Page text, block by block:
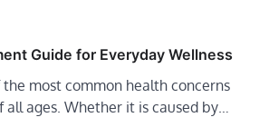
Guide for Everyday Wellness
the most common health concerns
all ages. Whether it is caused by…